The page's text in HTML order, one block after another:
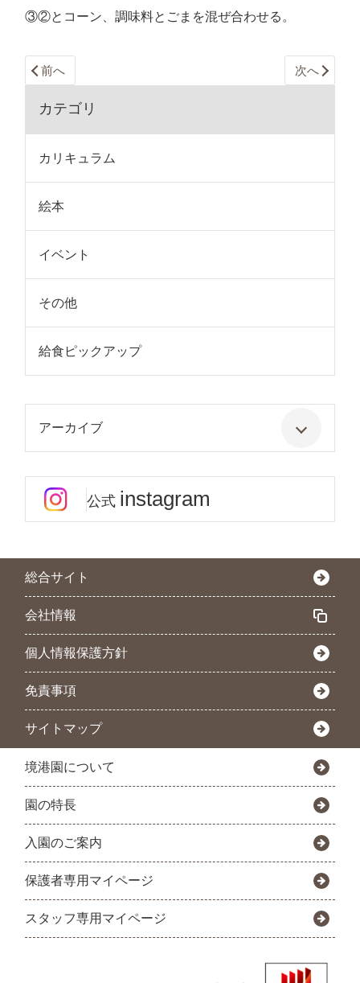
③②とコーン、調味料とごまを混ぜ合わせる。
前へ 次へ
カテゴリ
カリキュラム
絵本
イベント
その他
給食ピックアップ
アーカイブ
公式 instagram
総合サイト
会社情報
個人情報保護方針
免責事項
サイトマップ
境港園について
園の特長
入園のご案内
保護者専用マイページ
スタッフ専用マイページ